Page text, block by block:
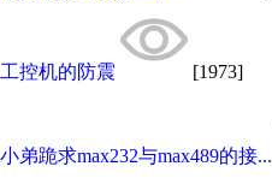
工控机的防震 [1973]
小弟跪求max232与max489的接...